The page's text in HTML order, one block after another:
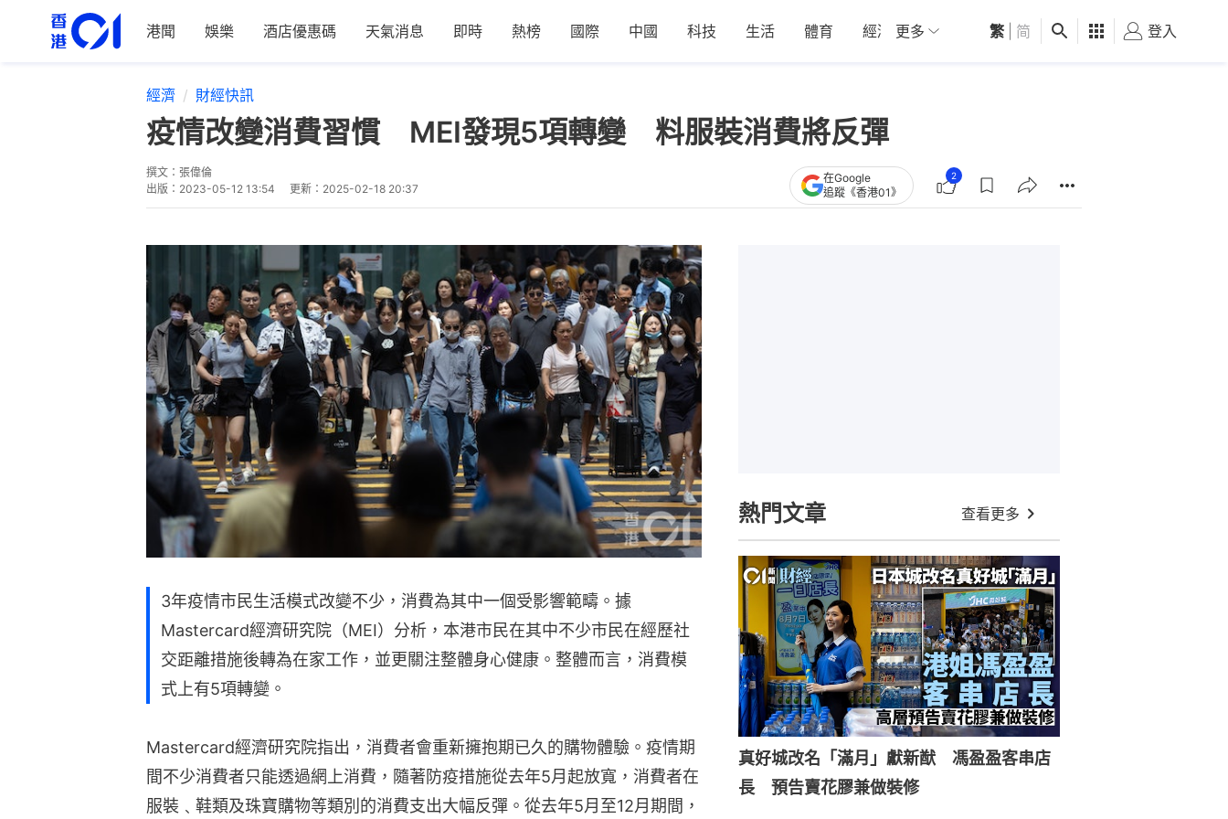
港聞 娛樂 酒店優惠碼 天氣消息 即時 熱榜 國際 中國 科技 生活 體育 經濟 01深圳 觀點 健康 好食玩飛
更多 繁 简 登入
經濟 財經快訊
疫情改變消費習慣 MEI發現5項轉變 料服裝消費將反彈
撰文： 張偉倫
出版： 2023-05-12 13:54 更新： 2025-02-18 20:37
在Google
追蹤《香港01》
2
3年疫情市民生活模式改變不少，消費為其中一個受影響範疇。據
Mastercard經濟研究院（MEI）分析，本港市民在其中不少市民在經歷社
交距離措施後轉為在家工作，並更關注整體身心健康。整體而言，消費模
式上有5項轉變。
Mastercard經濟研究院指出，消費者會重新擁抱期已久的購物體驗。疫情期
間不少消費者只能透過網上消費，隨著防疫措施從去年5月起放寬，消費者在
服裝﹑鞋類及珠寶購物等類別的消費支出大幅反彈。從去年5月至12月期間，
熱門文章 查看更多
真好城改名「滿月」獻新猷 馮盈盈客串店
長 預告賣花膠兼做裝修